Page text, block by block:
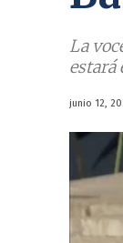
La
estará
junio 12,